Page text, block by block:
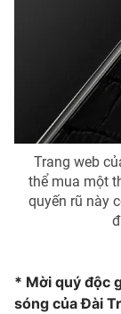
Trang web
thể mua một
quyến rũ này
* Mời quý độc
sóng của Đài